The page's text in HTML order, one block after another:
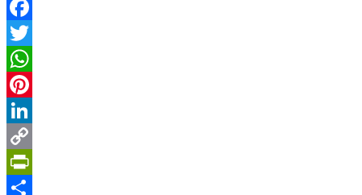
Facebook
Twitter
WhatsApp
Pinterest
LinkedIn
Copy
Link
PrintFriendly